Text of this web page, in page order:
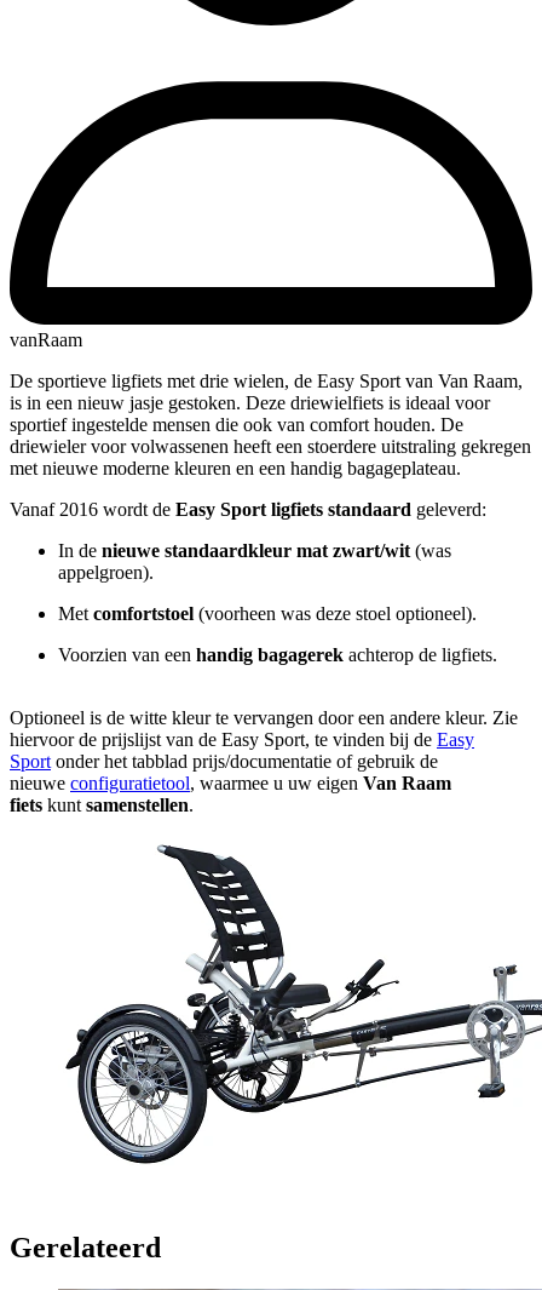
vanRaam
De sportieve ligfiets met drie wielen, de Easy Sport van Van Raam,
is in een nieuw jasje gestoken. Deze driewielfiets is ideaal voor
sportief ingestelde mensen die ook van comfort houden. De
driewieler voor volwassenen heeft een stoerdere uitstraling gekregen
met nieuwe moderne kleuren en een handig bagageplateau.
Vanaf 2016 wordt de Easy Sport ligfiets standaard geleverd:
In de nieuwe standaardkleur mat zwart/wit (was
appelgroen).
Met comfortstoel (voorheen was deze stoel optioneel).
Voorzien van een handig bagagerek achterop de ligfiets.
Optioneel is de witte kleur te vervangen door een andere kleur. Zie
hiervoor de prijslijst van de Easy Sport, te vinden bij de Easy
Sport onder het tabblad prijs/documentatie of gebruik de
nieuwe configuratietool, waarmee u uw eigen Van Raam
fiets kunt samenstellen.
Gerelateerd